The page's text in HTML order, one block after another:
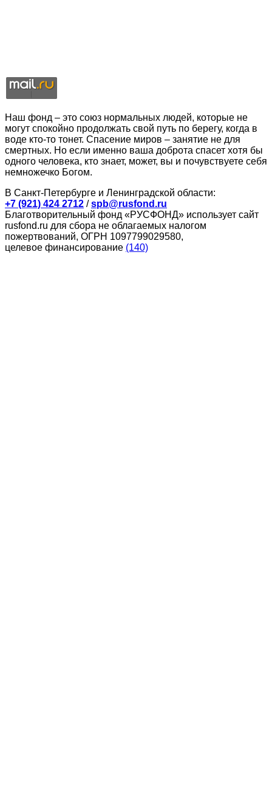
Наш фонд – это союз нормальных людей, которые не
могут спокойно продолжать свой путь по берегу, когда в
воде кто-то тонет. Спасение миров – занятие не для
смертных. Но если именно ваша доброта спасет хотя бы
одного человека, кто знает, может, вы и почувствуете себя
немножечко Богом.
В Санкт-Петербурге и Ленинградской области:
+7 (921) 424 2712 /spb@rusfond.ru
Благотворительный фонд «РУСФОНД» использует сайт
rusfond.ru для сбора не облагаемых налогом
пожертвований, ОГРН 1097799029580,
целевое финансирование (140)